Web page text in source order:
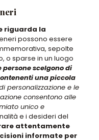
riguarda la
possono essere
sepolte
o sparse in un luogo
persone scelgono di
una piccola
personalizzazione e le
consentono alle
unico e
e i desideri del
attentamente
informate per